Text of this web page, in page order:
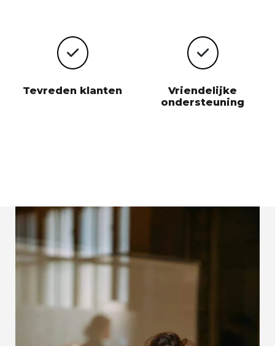
Tevreden klanten
Vriendelijke
ondersteuning